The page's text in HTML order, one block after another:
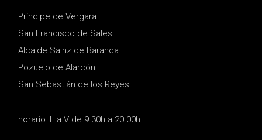
Príncipe de Vergara
San Francisco de Sales
Alcalde Sainz de Baranda
Pozuelo de Alarcón
San Sebastián de los Reyes
horario: L a V de 9.30h a 20.00h